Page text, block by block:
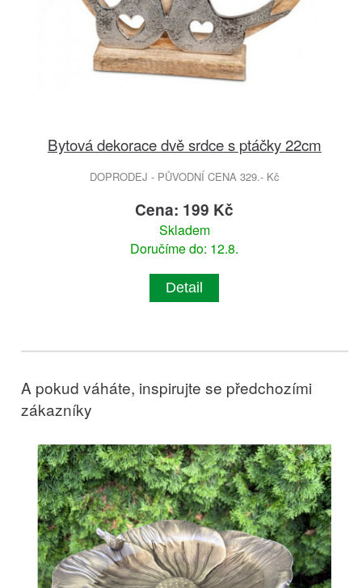
Bytová dekorace dvě srdce s ptáčky 22cm
DOPRODEJ - PŮVODNÍ CENA 329.- Kč
Cena: 199 Kč
Skladem
Doručíme do: 12.8.
Detail
A pokud váháte, inspirujte se předchozími
zákazníky